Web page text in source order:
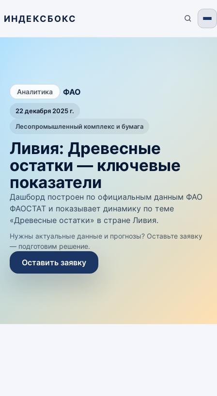
ИНДЕКСБОКС
Аналитика ФАО
22 декабря 2025 г.
Лесопромышленный комплекс и бумага
Ливия: Древесные
остатки — ключевые
показатели
Дашборд построен по официальным данным ФАО
ФАОСТАТ и показывает динамику по теме
«Древесные остатки» в стране Ливия.
Нужны актуальные данные и прогнозы? Оставьте заявку
— подготовим решение.
Оставить заявку